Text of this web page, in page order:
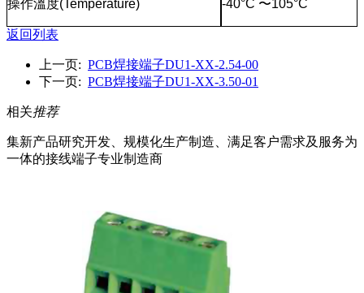
操作溫度(Temperature) -40°C 〜105°C
返回列表
上一页: PCB焊接端子DU1-XX-2.54-00
下一页: PCB焊接端子DU1-XX-3.50-01
相关推荐
集新产品研究开发、规模化生产制造、满足客户需求及服务为
一体的接线端子专业制造商